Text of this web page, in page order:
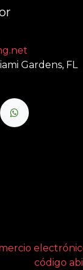
Gardens, FL
código